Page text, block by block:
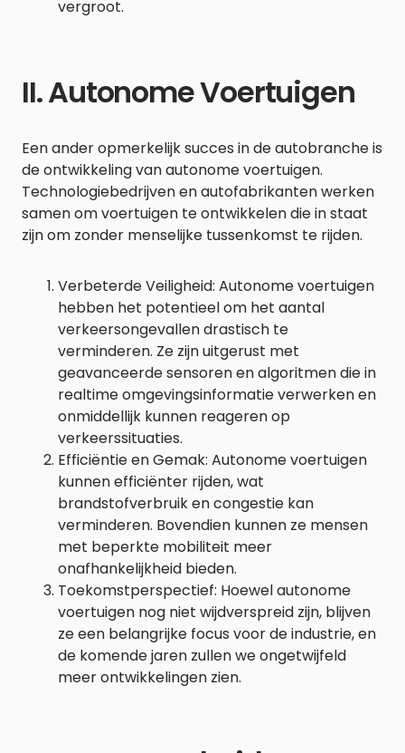
vergroot.
II. Autonome Voertuigen
Een ander opmerkelijk succes in de autobranche is
de ontwikkeling van autonome voertuigen.
Technologiebedrijven en autofabrikanten werken
samen om voertuigen te ontwikkelen die in staat
zijn om zonder menselijke tussenkomst te rijden.
Verbeterde Veiligheid: Autonome voertuigen
hebben het potentieel om het aantal
verkeersongevallen drastisch te
verminderen. Ze zijn uitgerust met
geavanceerde sensoren en algoritmen die in
realtime omgevingsinformatie verwerken en
onmiddellijk kunnen reageren op
verkeerssituaties.
Efficiëntie en Gemak: Autonome voertuigen
kunnen efficiënter rijden, wat
brandstofverbruik en congestie kan
verminderen. Bovendien kunnen ze mensen
met beperkte mobiliteit meer
onafhankelijkheid bieden.
Toekomstperspectief: Hoewel autonome
voertuigen nog niet wijdverspreid zijn, blijven
ze een belangrijke focus voor de industrie, en
de komende jaren zullen we ongetwijfeld
meer ontwikkelingen zien.